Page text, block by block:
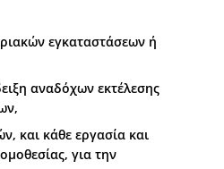
εγκαταστάσεων ή
αναδόχων εκτέλεσης
και κάθε εργασία και
για την